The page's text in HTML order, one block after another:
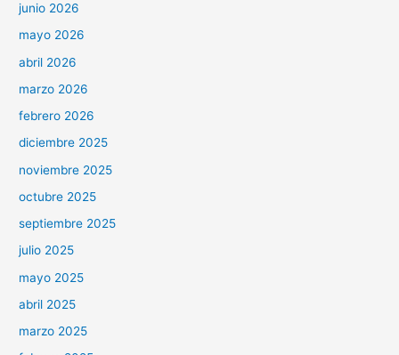
junio 2026
mayo 2026
abril 2026
marzo 2026
febrero 2026
diciembre 2025
noviembre 2025
octubre 2025
septiembre 2025
julio 2025
mayo 2025
abril 2025
marzo 2025